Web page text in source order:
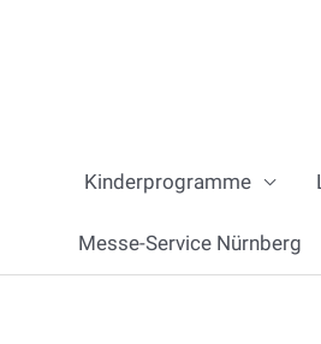
Kinderprogramme
Messe-Service Nürnberg